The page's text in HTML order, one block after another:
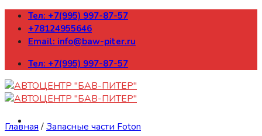
Skip
content
Тел: +7(995) 997-87-57
+78124955646
Email: info@baw-piter.ru
Тел: +7(995) 997-87-57
Главная /Запасные части Foton